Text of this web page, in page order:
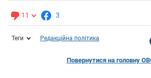
11 3
Теги Редакційна політика
Повернутися на головну